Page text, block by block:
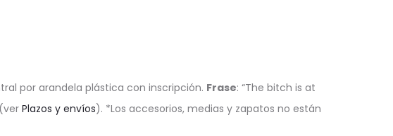
por arandela plástica con inscripción. Frase: “The bitch is at
Plazos y envíos). *Los accesorios, medias y zapatos no están